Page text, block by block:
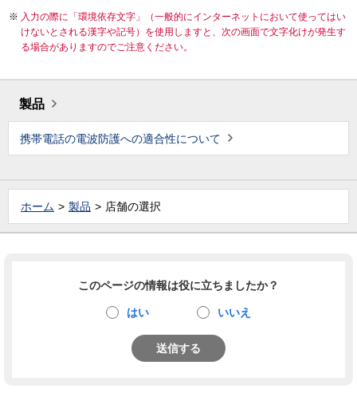
入力の際に「環境依存文字」（一般的にインターネットにおいて使ってはい
けないとされる漢字や記号）を使用しますと、次の画面で文字化けが発生す
る場合がありますのでご注意ください。
製品
携帯電話の電波防護への適合性について
ホーム 製品 店舗の選択
このページの情報は役に立ちましたか？
はい いいえ
送信する